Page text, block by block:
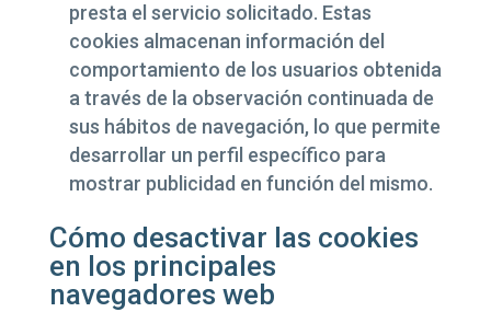
presta el servicio solicitado. Estas
cookies almacenan información del
comportamiento de los usuarios obtenida
a través de la observación continuada de
sus hábitos de navegación, lo que permite
desarrollar un perfil específico para
mostrar publicidad en función del mismo.
Cómo desactivar las cookies
en los principales
navegadores web